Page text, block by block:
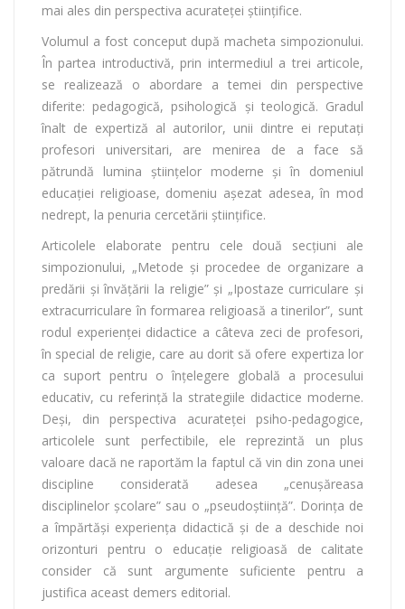
mai ales din perspectiva acurateței științifice.
Volumul a fost conceput după macheta simpozionului.
În partea introductivă, prin intermediul a trei articole,
se realizează o abordare a temei din perspective
diferite: pedagogică, psihologică și teologică. Gradul
înalt de expertiză al autorilor, unii dintre ei reputați
profesori universitari, are menirea de a face să
pătrundă lumina științelor moderne și în domeniul
educației religioase, domeniu așezat adesea, în mod
nedrept, la penuria cercetării științifice.
Articolele elaborate pentru cele două secțiuni ale
simpozionului, „Metode și procedee de organizare a
predării și învățării la religie” și „Ipostaze curriculare și
extracurriculare în formarea religioasă a tinerilor”, sunt
rodul experienței didactice a câteva zeci de profesori,
în special de religie, care au dorit să ofere expertiza lor
ca suport pentru o înțelegere globală a procesului
educativ, cu referință la strategiile didactice moderne.
Deși, din perspectiva acurateței psiho-pedagogice,
articolele sunt perfectibile, ele reprezintă un plus
valoare dacă ne raportăm la faptul că vin din zona unei
discipline considerată adesea „cenușăreasa
disciplinelor școlare” sau o „pseudoștiință”. Dorința de
a împărtăși experiența didactică și de a deschide noi
orizonturi pentru o educație religioasă de calitate
consider că sunt argumente suficiente pentru a
justifica aceast demers editorial.